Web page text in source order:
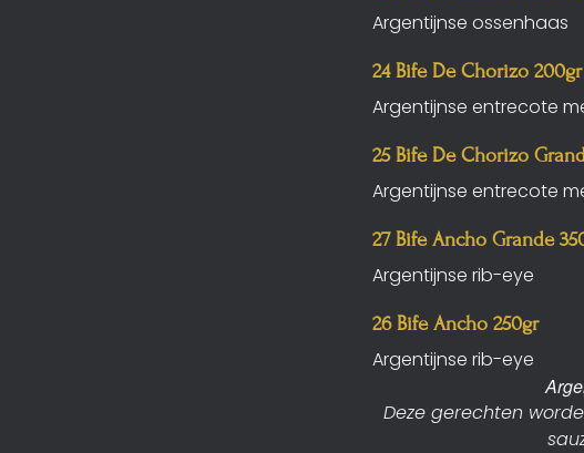
Argentijnse ossenhaas
24 Bife De Chorizo 200gr
Argentijnse entrecote
25 Bife De Chorizo
Argentijnse entrecote
27 Bife Ancho Grande
Argentijnse rib-eye
26 Bife Ancho 250gr
Argentijnse rib-eye
Deze gerechten